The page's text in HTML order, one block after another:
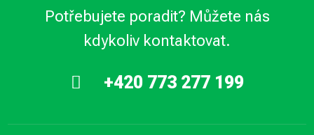
Potřebujete poradit? Můžete nás
kdykoliv kontaktovat.
 +420 773 277 199